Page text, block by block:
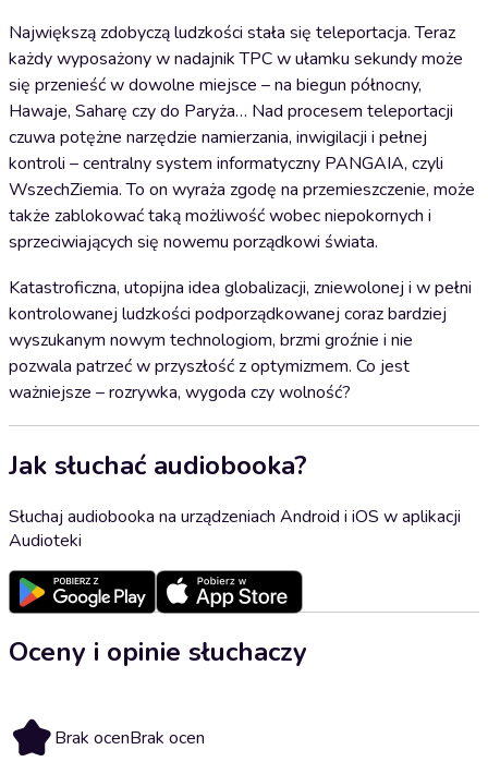
Największą zdobyczą ludzkości stała się teleportacja. Teraz
każdy wyposażony w nadajnik TPC w ułamku sekundy może
się przenieść w dowolne miejsce – na biegun północny,
Hawaje, Saharę czy do Paryża… Nad procesem teleportacji
czuwa potężne narzędzie namierzania, inwigilacji i pełnej
kontroli – centralny system informatyczny PANGAIA, czyli
WszechZiemia. To on wyraża zgodę na przemieszczenie, może
także zablokować taką możliwość wobec niepokornych i
sprzeciwiających się nowemu porządkowi świata.
Katastroficzna, utopijna idea globalizacji, zniewolonej i w pełni
kontrolowanej ludzkości podporządkowanej coraz bardziej
wyszukanym nowym technologiom, brzmi groźnie i nie
pozwala patrzeć w przyszłość z optymizmem. Co jest
ważniejsze – rozrywka, wygoda czy wolność?
Jak słuchać audiobooka?
Słuchaj audiobooka na urządzeniach Android i iOS w aplikacji
Audioteki
Oceny i opinie słuchaczy
Brak ocenBrak ocen